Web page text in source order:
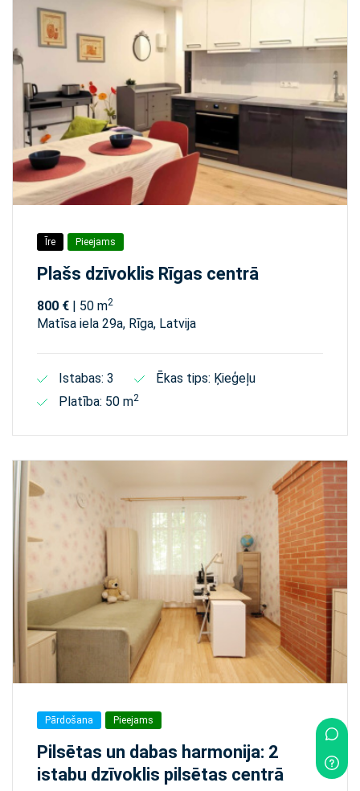
Īre Pieejams
Plašs dzīvoklis Rīgas centrā
800 € | 50 m2
Matīsa iela 29а, Rīga, Latvija
Istabas: 3
Ēkas tips: Ķieģeļu
Platība: 50 m2
Pārdošana Pieejams
Pilsētas un dabas harmonija: 2
istabu dzīvoklis pilsētas centrā